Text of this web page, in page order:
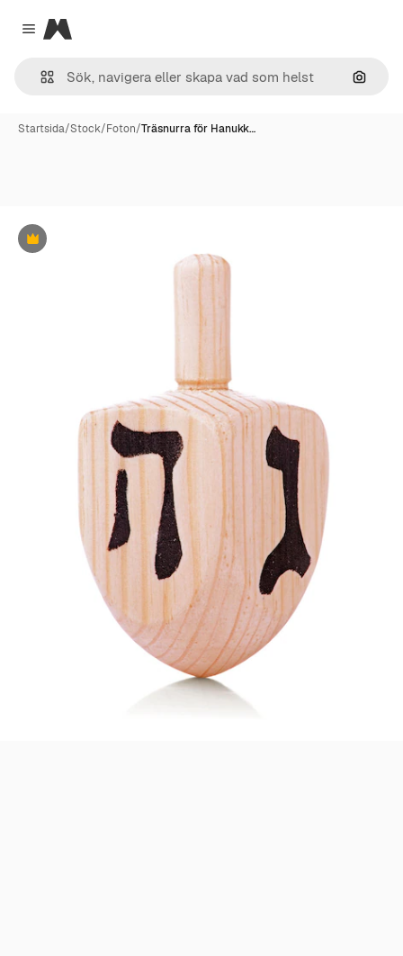
Close menu
Magnific
Sök
Startsida/Stock/Foton/Träsnurra för Hanukk…
Premie